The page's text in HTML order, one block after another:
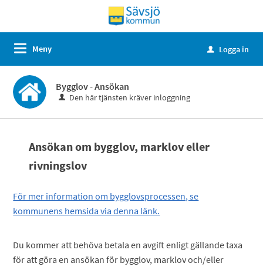
Meny u Logga in
Bygglov - Ansökan
Den här tjänsten kräver inloggning
Ansökan om bygglov, marklov eller
rivningslov
För mer information om bygglovsprocessen, se
kommunens hemsida via denna länk.
Du kommer att behöva betala en avgift enligt gällande taxa
för att göra en ansökan för bygglov, marklov och/eller